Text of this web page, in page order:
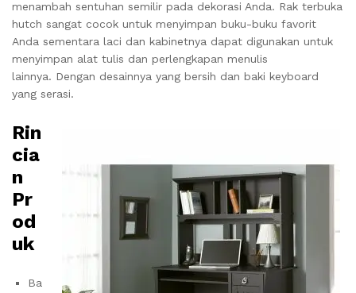
menambah sentuhan semilir pada dekorasi Anda. Rak terbuka
hutch sangat cocok untuk menyimpan buku-buku favorit
Anda sementara laci dan kabinetnya dapat digunakan untuk
menyimpan alat tulis dan perlengkapan menulis
lainnya. Dengan desainnya yang bersih dan baki keyboard
yang serasi.
Rin
cia
n
Pr
od
uk
Ba